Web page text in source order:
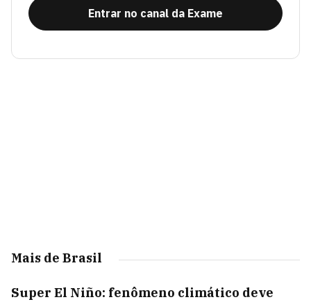
Entrar no canal da Exame
Mais de Brasil
Super El Niño: fenômeno climático deve